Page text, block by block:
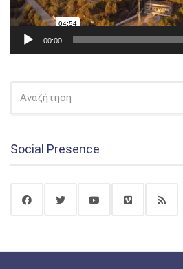
00:00
ΓΙΑ:
Social Presence